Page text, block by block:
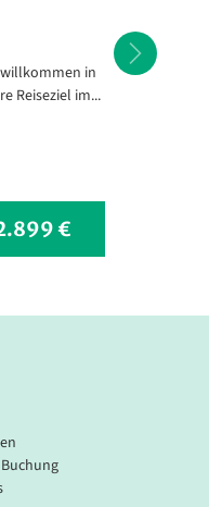
in
Reiseziel im...
€